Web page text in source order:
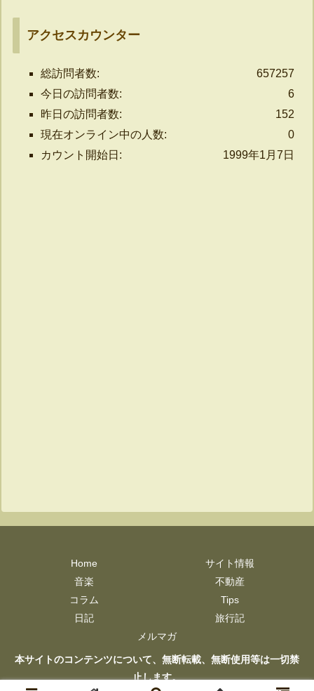
アクセスカウンター
657257
総訪問者数:
6
今日の訪問者数:
152
昨日の訪問者数:
0
現在オンライン中の人数:
1999年1月7日
カウント開始日:
Home
サイト情報
音楽
不動産
コラム
Tips
日記
旅行記
メルマガ
本サイトのコンテンツについて、無断転載、無断使用等は一切禁
止します。